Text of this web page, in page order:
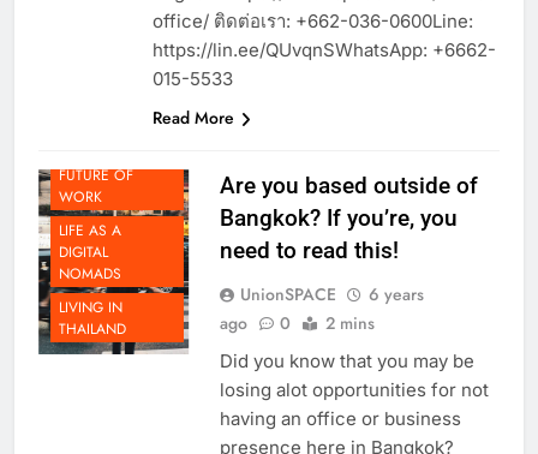
English: https://unionspace.co.th/virtual-
office/ ติดต่อเรา: +662-036-0600Line:
https://lin.ee/QUvqnSWhatsApp: +6662-
FUTURE OF
WORK
LIFE AS A
DIGITAL
NOMADS
LIVING IN
THAILAND
Are you based outside of
Bangkok? If you’re, you
UnionSPACE
6 years
Did you know that you may be
losing alot opportunities for not
having an office or business